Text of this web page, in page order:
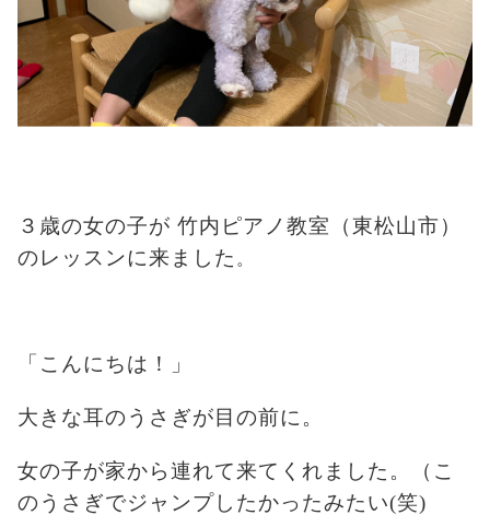
３歳の女の子が 竹内ピアノ教室（東松山市）
のレッスンに来ました 。
「こんにちは！」
大きな耳のうさぎが目の前に。
女の子が家から連れて来てくれました。（こ
のうさぎでジャンプしたかったみたい(笑)